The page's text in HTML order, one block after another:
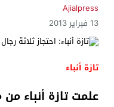
Ajialpress
13 فبراير 2013
تازة أنباء
علمت تازة أنباء